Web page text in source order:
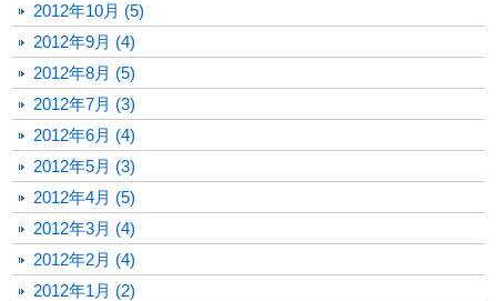
2012年10月 (5)
2012年9月 (4)
2012年8月 (5)
2012年7月 (3)
2012年6月 (4)
2012年5月 (3)
2012年4月 (5)
2012年3月 (4)
2012年2月 (4)
2012年1月 (2)